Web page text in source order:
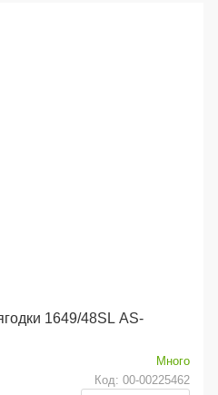
1649/48SL AS-
Много
Код: 00-00225462